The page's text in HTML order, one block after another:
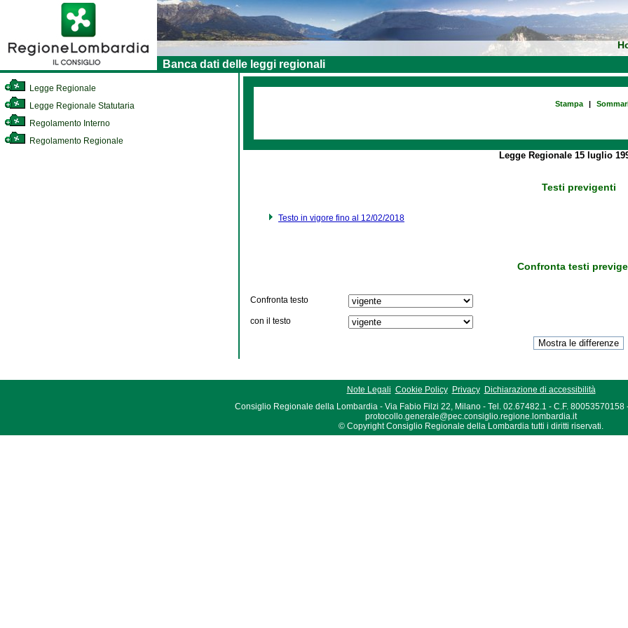
Banca dati delle leggi regionali
Legge Regionale
Legge Regionale Statutaria
Regolamento Interno
Regolamento Regionale
Stampa |
Legge Regionale 15 luglio
Testi previgenti
Testo in vigore fino al 12/02/2018
Confronta testi
Confronta testo
con il testo
Note Legali Cookie Policy Privacy
Dichiarazione di accessibilità
Consiglio Regionale della Lombardia - Via Fabio Filzi 22, Milano - Tel. 02.67482.1 - C.F. 80053570158
protocollo.generale@pec.consiglio.regione.lombardia.it
© Copyright Consiglio Regionale della Lombardia tutti i diritti riservati.